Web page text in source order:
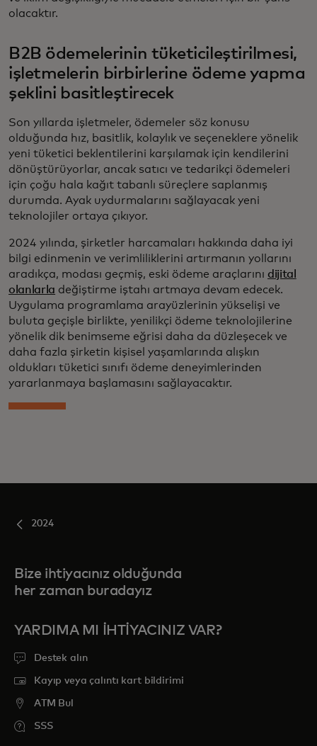
olacaktır.
B2B ödemelerinin tüketicileştirilmesi,
işletmelerin birbirlerine ödeme yapma
şeklini basitleştirecek
Son yıllarda işletmeler, ödemeler söz konusu
olduğunda hız, basitlik, kolaylık ve seçeneklere yönelik
yeni tüketici beklentilerini karşılamak için kendilerini
dönüştürüyorlar, ancak satıcı ve tedarikçi ödemeleri
için çoğu hala kağıt tabanlı süreçlere saplanmış
durumda. Ayak uydurmalarını sağlayacak yeni
teknolojiler ortaya çıkıyor.
2024 yılında, şirketler harcamaları hakkında daha iyi
bilgi edinmenin ve verimliliklerini artırmanın yollarını
aradıkça, modası geçmiş, eski ödeme araçlarını dijital
olanlarla değiştirme iştahı artmaya devam edecek.
Uygulama programlama arayüzlerinin yükselişi ve
buluta geçişle birlikte, yenilikçi ödeme teknolojilerine
yönelik dik benimseme eğrisi daha da düzleşecek ve
daha fazla şirketin kişisel yaşamlarında alışkın
oldukları tüketici sınıfı ödeme deneyimlerinden
yararlanmaya başlamasını sağlayacaktır.
2024
Bize ihtiyacınız olduğunda
her zaman buradayız
YARDIMA MI IHTIYACINIZ VAR?
Destek alın
Kayıp veya çalıntı kart bildirimi
ATM Bul
SSS